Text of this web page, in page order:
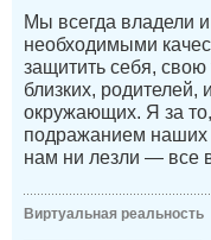
Мы всегда владели
необходимыми
защитить себя,
близких, родителей,
окружающих. Я за
подражанием наших
нам ни лезли — все
Виртуальная реальность